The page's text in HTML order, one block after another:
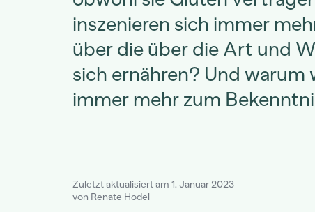
inszenieren sich immer
über die über die Art und
sich ernähren? Und warum
immer mehr zum
Zuletzt aktualisiert am 1. Januar 2023
von Renate Hodel